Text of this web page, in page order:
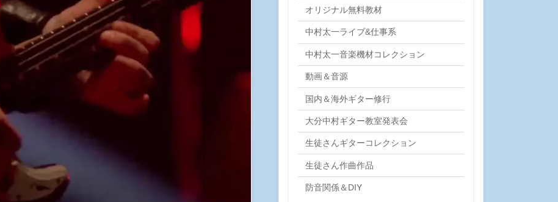
オリジナル無料教材
中村太一ライブ&仕事系
中村太一音楽機材コレクション
動画＆音源
国内＆海外ギター修行
大分中村ギター教室発表会
生徒さんギターコレクション
生徒さん作曲作品
防音関係＆DIY